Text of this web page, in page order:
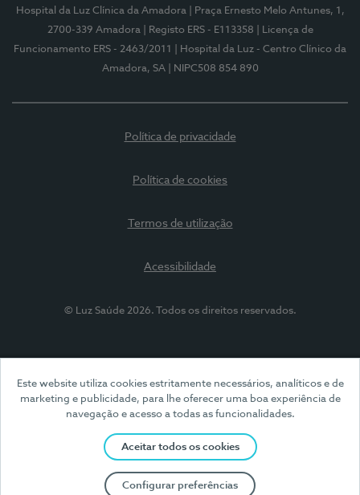
Este website utiliza cookies estritamente necessários, analíticos e de
marketing e publicidade, para lhe oferecer uma boa experiência de
navegação e acesso a todas as funcionalidades.
Aceitar todos os cookies
Configurar preferências
Hospital da Luz Clínica da Amadora
| Praça Ernesto Melo Antunes, 1,
2700-339 Amadora
| Registo ERS - E113358
| Licença de
Funcionamento ERS - 2463/2011
| Hospital da Luz - Centro Clínico da
Amadora, SA
| NIPC508 854 890
Política de privacidade
Política de cookies
Termos de utilização
Acessibilidade
© Luz Saúde 2026. Todos os direitos reservados.